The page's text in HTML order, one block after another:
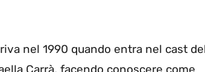
nel 1990 quando entra nel cast